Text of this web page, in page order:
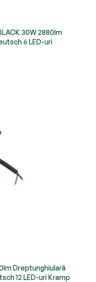
30W 2880lm
6 LED-uri
Dreptunghiulară
12 LED-uri Kramp